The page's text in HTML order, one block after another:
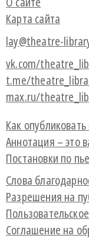
Карта сайта
lay@theatre-
vk.com/
t.me/
max.ru/
Как
Аннотация – это
Постановки по
Слова
Разрешения на
Соглашение на